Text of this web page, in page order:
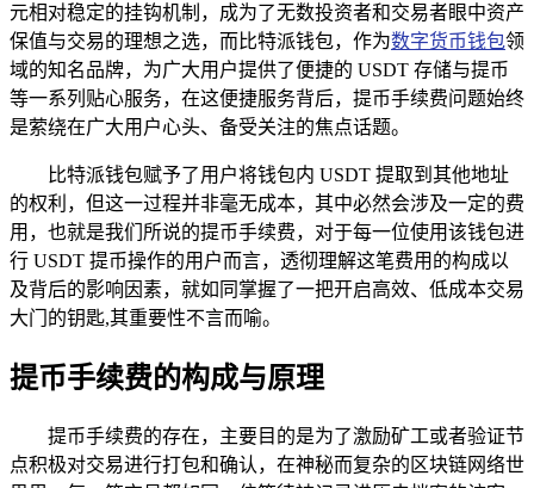
元相对稳定的挂钩机制，成为了无数投资者和交易者眼中资产
保值与交易的理想之选，而比特派钱包，作为数字货币钱包领
域的知名品牌，为广大用户提供了便捷的 USDT 存储与提币
等一系列贴心服务，在这便捷服务背后，提币手续费问题始终
是萦绕在广大用户心头、备受关注的焦点话题。
比特派钱包赋予了用户将钱包内 USDT 提取到其他地址
的权利，但这一过程并非毫无成本，其中必然会涉及一定的费
用，也就是我们所说的提币手续费，对于每一位使用该钱包进
行 USDT 提币操作的用户而言，透彻理解这笔费用的构成以
及背后的影响因素，就如同掌握了一把开启高效、低成本交易
大门的钥匙,其重要性不言而喻。
提币手续费的构成与原理
提币手续费的存在，主要目的是为了激励矿工或者验证节
点积极对交易进行打包和确认，在神秘而复杂的区块链网络世